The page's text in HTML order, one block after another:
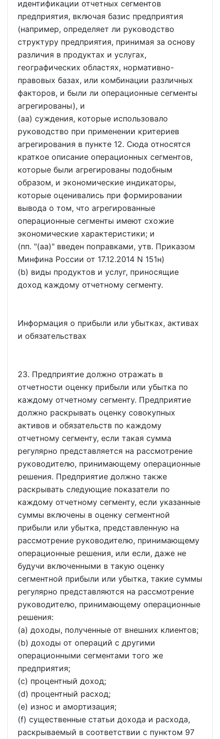
идентификации отчетных сегментов
предприятия, включая базис предприятия
(например, определяет ли руководство
структуру предприятия, принимая за основу
различия в продуктах и услугах,
географических областях, нормативно-
правовых базах, или комбинации различных
факторов, и были ли операционные сегменты
агрегированы), и
(aa) суждения, которые использовало
руководство при применении критериев
агрегирования в пункте 12. Сюда относятся
краткое описание операционных сегментов,
которые были агрегированы подобным
образом, и экономические индикаторы,
которые оценивались при формировании
вывода о том, что агрегированные
операционные сегменты имеют схожие
экономические характеристики; и
(пп. "(aa)" введен поправками, утв. Приказом
Минфина России от 17.12.2014 N 151н)
(b) виды продуктов и услуг, приносящие
доход каждому отчетному сегменту.
Информация о прибыли или убытках, активах
и обязательствах
23. Предприятие должно отражать в
отчетности оценку прибыли или убытка по
каждому отчетному сегменту. Предприятие
должно раскрывать оценку совокупных
активов и обязательств по каждому
отчетному сегменту, если такая сумма
регулярно представляется на рассмотрение
руководителю, принимающему операционные
решения. Предприятие должно также
раскрывать следующие показатели по
каждому отчетному сегменту, если указанные
суммы включены в оценку сегментной
прибыли или убытка, представленную на
рассмотрение руководителю, принимающему
операционные решения, или если, даже не
будучи включенными в такую оценку
сегментной прибыли или убытка, такие суммы
регулярно представляются на рассмотрение
руководителю, принимающему операционные
решения:
(a) доходы, полученные от внешних клиентов;
(b) доходы от операций с другими
операционными сегментами того же
предприятия;
(c) процентный доход;
(d) процентный расход;
(e) износ и амортизация;
(f) существенные статьи дохода и расхода,
раскрываемый в соответствии с пунктом 97